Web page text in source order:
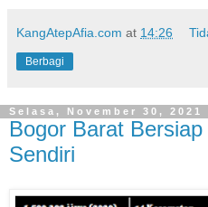
KangAtepAfia.com at 14:26
Berbagi
Selasa, November 30, 2021
Bogor Barat
Sendiri